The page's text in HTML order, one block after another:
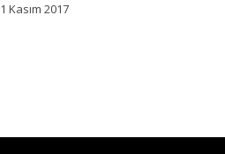
1 Kasım 2017